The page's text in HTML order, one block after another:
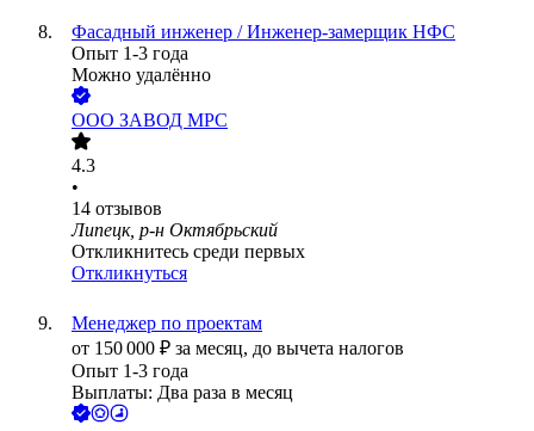
Фасадный инженер / Инженер-замерщик НФС
Опыт 1-3 года
Можно удалённо
ООО ЗАВОД МРС
4.3
•
14 отзывов
Липецк, р-н Октябрьский
Откликнитесь среди первых
Откликнуться
Менеджер по проектам
от 150 000 ₽ за месяц, до вычета налогов
Опыт 1-3 года
Выплаты: Два раза в месяц